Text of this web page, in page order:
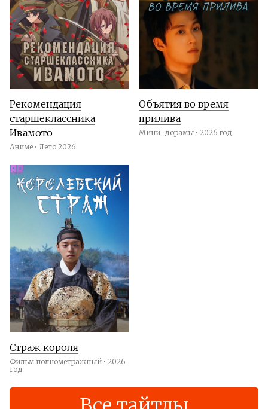
Рекомендация
старшеклассника
Ивамото
Аниме • Лето 2026
Объятия во время
прилива
Мини-дорамы • 2026 год
Страж короля
Фильм полнометражный • 2026
год